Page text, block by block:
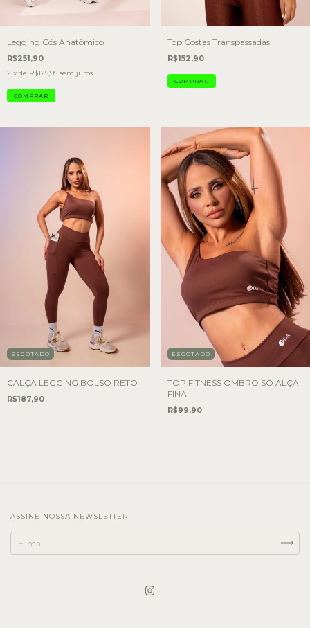
Legging Cós Anatômico
R$251,90
2 x de R$125,95 sem juros
COMPRAR
Top Costas Transpassadas
R$152,90
COMPRAR
ESGOTADO
CALÇA LEGGING BOLSO RETO
R$187,90
ESGOTADO
TOP FITNESS OMBRO SÓ ALÇA
FINA
R$99,90
ASSINE NOSSA NEWSLETTER